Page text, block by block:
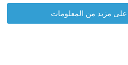
على مزيد من المعلومات